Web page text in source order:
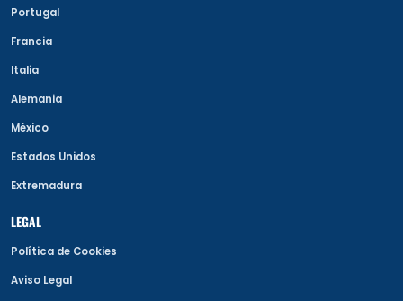
Portugal
Francia
Italia
Alemania
México
Estados Unidos
Extremadura
LEGAL
Política de Cookies
Aviso Legal